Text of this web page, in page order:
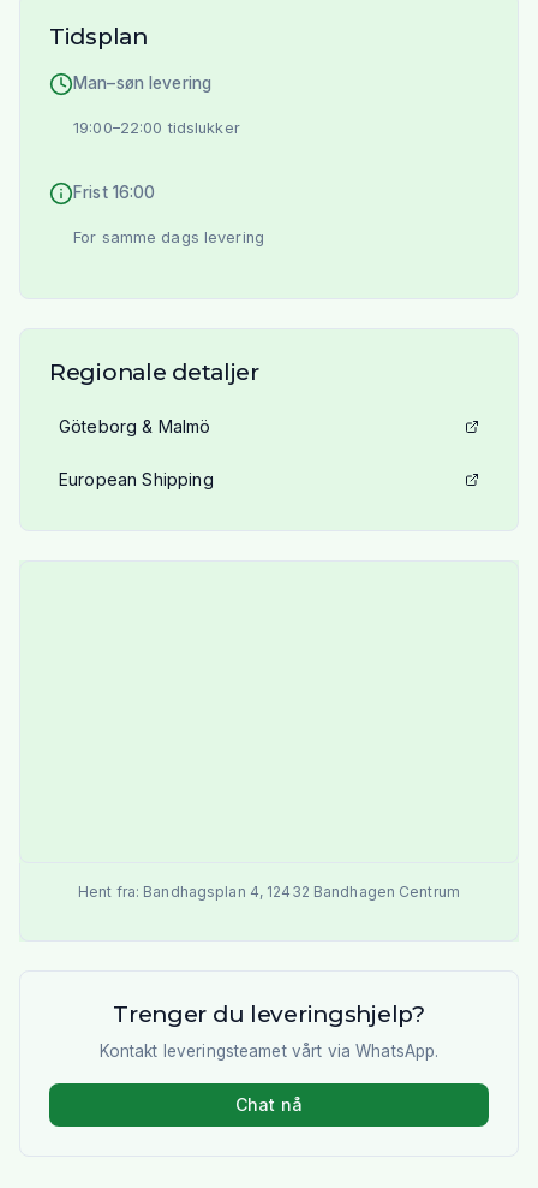
Tidsplan
Man–søn levering
19:00–22:00 tidslukker
Frist 16:00
For samme dags levering
Regionale detaljer
Göteborg & Malmö
European Shipping
Hent fra: Bandhagsplan 4, 12432 Bandhagen Centrum
Trenger du leveringshjelp?
Kontakt leveringsteamet vårt via WhatsApp.
Chat nå